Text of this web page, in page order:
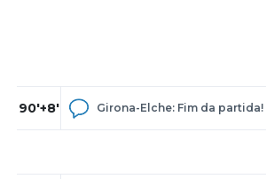
90'+8' Girona-Elche: Fim da partida!